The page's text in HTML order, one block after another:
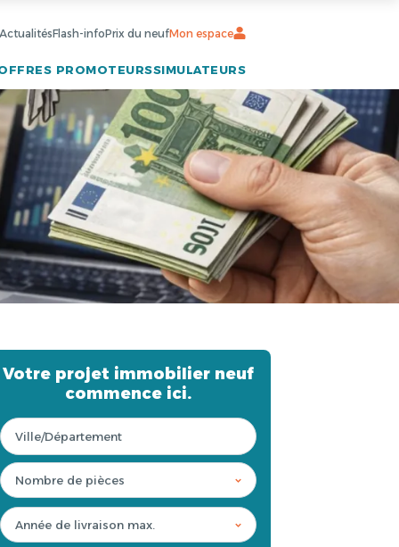
ActualitésFlash-infoPrix du neufMon espace
PROMOTEURSSIMULATEURS
Votre projet immobilier neuf
commence ici.